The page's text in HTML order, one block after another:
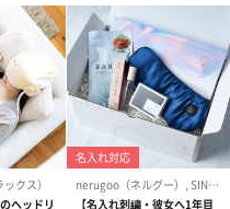
アを贈り物にいかがでしょ